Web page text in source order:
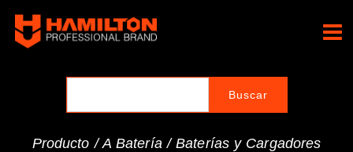
contenido
Producto /A Batería/Baterías y Cargadores